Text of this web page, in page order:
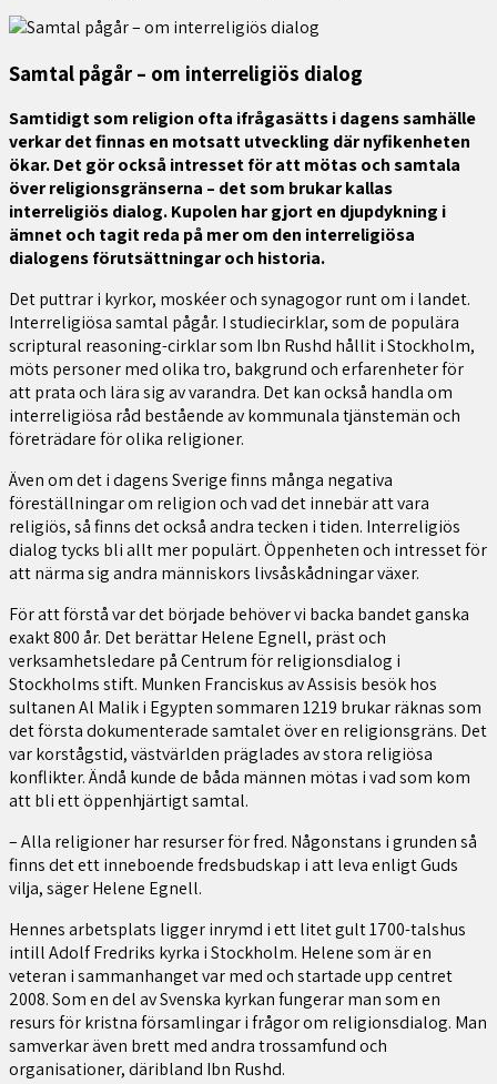
Samtal pågår – om interreligiös dialog
Samtidigt som religion ofta ifrågasätts i dagens samhälle
verkar det finnas en motsatt utveckling där nyfikenheten
ökar. Det gör också intresset för att mötas och samtala
över religionsgränserna – det som brukar kallas
interreligiös dialog. Kupolen har gjort en djupdykning i
ämnet och tagit reda på mer om den interreligiösa
dialogens förutsättningar och historia.
Det puttrar i kyrkor, moskéer och synagogor runt om i landet.
Interreligiösa samtal pågår. I studiecirklar, som de populära
scriptural reasoning-cirklar som Ibn Rushd hållit i Stockholm,
möts personer med olika tro, bakgrund och erfarenheter för
att prata och lära sig av varandra. Det kan också handla om
interreligiösa råd bestående av kommunala tjänstemän och
företrädare för olika religioner.
Även om det i dagens Sverige finns många negativa
föreställningar om religion och vad det innebär att vara
religiös, så finns det också andra tecken i tiden. Interreligiös
dialog tycks bli allt mer populärt. Öppenheten och intresset för
att närma sig andra människors livsåskådningar växer.
För att förstå var det började behöver vi backa bandet ganska
exakt 800 år. Det berättar Helene Egnell, präst och
verksamhetsledare på Centrum för religionsdialog i
Stockholms stift. Munken Franciskus av Assisis besök hos
sultanen Al Malik i Egypten sommaren 1219 brukar räknas som
det första dokumenterade samtalet över en religionsgräns. Det
var korstågstid, västvärlden präglades av stora religiösa
konflikter. Ändå kunde de båda männen mötas i vad som kom
att bli ett öppenhjärtigt samtal.
– Alla religioner har resurser för fred. Någonstans i grunden så
finns det ett inneboende fredsbudskap i att leva enligt Guds
vilja, säger Helene Egnell.
Hennes arbetsplats ligger inrymd i ett litet gult 1700-talshus
intill Adolf Fredriks kyrka i Stockholm. Helene som är en
veteran i sammanhanget var med och startade upp centret
2008. Som en del av Svenska kyrkan fungerar man som en
resurs för kristna församlingar i frågor om religionsdialog. Man
samverkar även brett med andra trossamfund och
organisationer, däribland Ibn Rushd.